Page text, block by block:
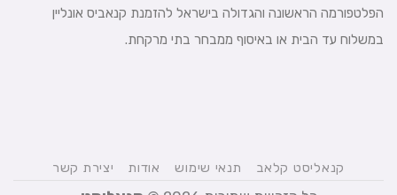
הפלטפורמה הראשונה והגדולה בישראל להזמנת קנאביס אונליין
במשלוח עד הבית או באיסוף ממבחר בתי מרקחת.
קנאליסט קלאב תנאי שימוש אודות יצירת קשר